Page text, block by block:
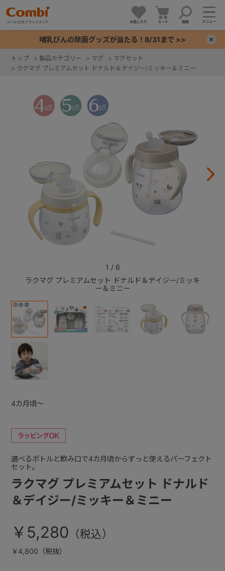
お気に入り カート 検索 メニュー
哺乳びんの除菌グッズが当たる！8/31まで >>
トップ > 製品カテゴリー > マグ > マグセット
> ラクマグ プレミアムセット ドナルド＆デイジー/ミッキー＆ミニー
ラクマグ プレミアムセット ドナルド＆デイジー/ミッキ
ー＆ミニー
1 / 6
ラクマグ プレミアムセット ドナルド
＆デイジー/ミッキー＆ミニー
選べるボトルと飲み口で4カ月頃からずっと使えるパーフェクト
セット。
￥5,280
￥4,800（税抜）
4カ月頃～